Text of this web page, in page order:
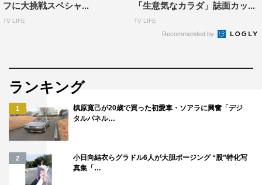
フに大挑戦スペシャ...
TV LIFE
「生意気なカラダ」誌面カッ...
TV LIFE
Recommended by
ランキング
1
槙原寛己が20歳で買った初愛車・ソアラに興奮「デジ
タルパネル…
2
小日向結衣らグラドル6人が大胆ポージング “股”特化写
真集「…